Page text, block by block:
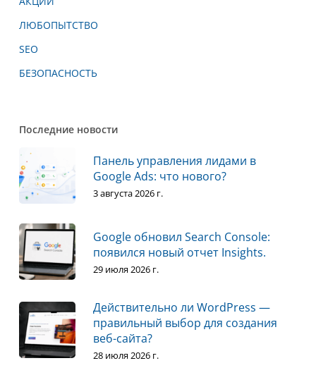
ЛЮБОПЫТСТВО
SEO
БЕЗОПАСНОСТЬ
Последние новости
Панель управления лидами в
Google Ads: что нового?
3 августа 2026 г.
Google обновил Search Console:
появился новый отчет Insights.
29 июля 2026 г.
Действительно ли WordPress —
правильный выбор для создания
веб-сайта?
28 июля 2026 г.